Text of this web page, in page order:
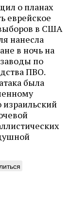
о планах
еврейское
в США
нанесла
в ночь на
по
ПВО.
была
израильский